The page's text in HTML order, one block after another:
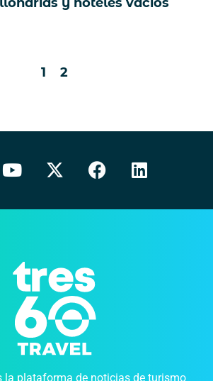
1 2
la plataforma de noticias de turismo